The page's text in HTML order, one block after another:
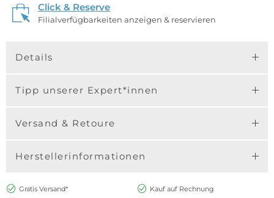
Click & Reserve
Filialverfügbarkeiten anzeigen & reservieren
Details
Tipp unserer Expert*innen
Versand & Retoure
Herstellerinformationen
Gratis Versand*
Kauf auf Rechnung